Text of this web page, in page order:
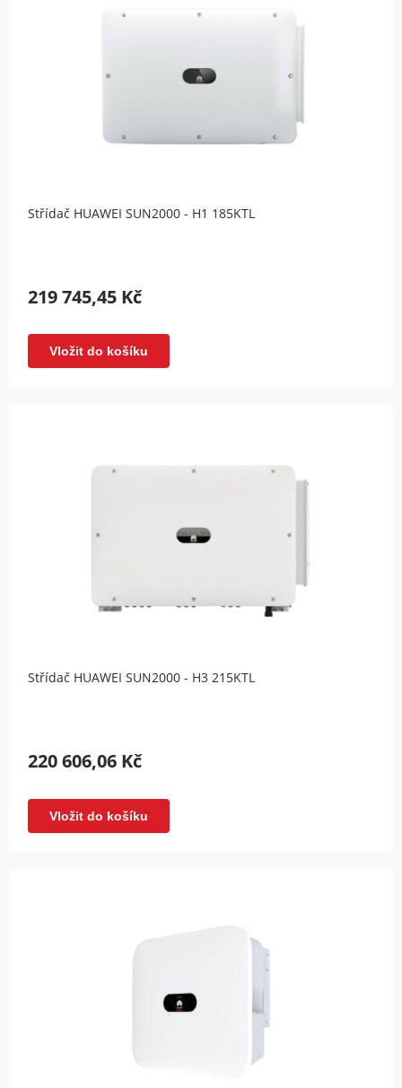
Střídač HUAWEI SUN2000 - H1 185KTL
219 745,45 Kč
Vložit do košíku
Střídač HUAWEI SUN2000 - H3 215KTL
220 606,06 Kč
Vložit do košíku